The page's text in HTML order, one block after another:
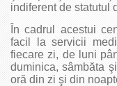
indiferent de statutul
În cadrul acestui
facil la servicii
fiecare zi, de luni
duminica, sâmbăta
oră din zi şi din